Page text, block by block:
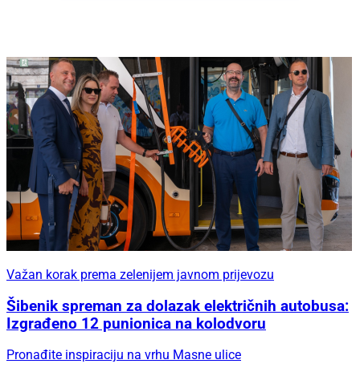
Važan korak prema zelenijem javnom prijevozu
Šibenik spreman za dolazak električnih autobusa:
Izgrađeno 12 punionica na kolodvoru
Pronađite inspiraciju na vrhu Masne ulice